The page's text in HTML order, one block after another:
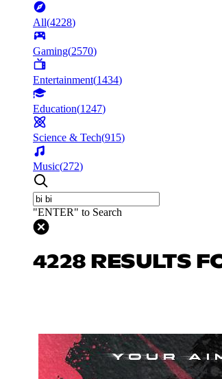
All(4228)
Gaming(2570)
Entertainment(1434)
Education(1247)
Science & Tech(915)
Music(272)
"ENTER" to Search
4228 RESULTS